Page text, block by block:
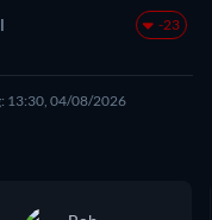
-23
13:30, 04/08/2026